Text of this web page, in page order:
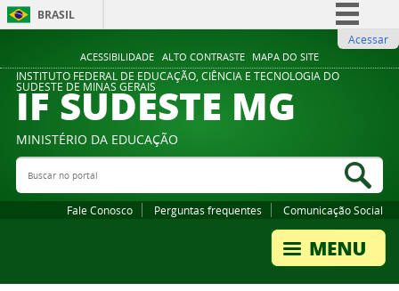
ACESSIBILIDADE ALTO CONTRASTE MAPA DO SITE
BRASIL
Comunica BR
Participe
Legislação
Acessar
INSTITUTO FEDERAL DE EDUCAÇÃO, CIÊNCIA E TECNOLOGIA DO
SUDESTE DE MINAS GERAIS
IF SUDESTE MG
MINISTÉRIO DA EDUCAÇÃO
Buscar no portal
Fale Conosco Perguntas frequentes Comunicação Social